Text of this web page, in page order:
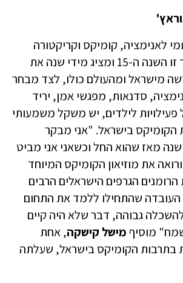
לאנימציה, קומיקס וקריקטורה
", הנערך זו השנה ה-15 ומציג מידי שנה את
מישראל ומהעולם כולו, לצד מבחר
סדנאות, מפגשי אמן, יריד
פעילויות לילדים, יש משקל משמעותי
בישראל. "אני מבקר
מאז שהוא החל וכשאני אני מביט
את מוזיאון הקומיקס המיוחד
הגרפים הישראלים הרבים
העובדה שהתחילו ללמד את התחום
גבוהה, דבר שלא היה קיים
מוסיףמישל קישקה, אחת
בתרבות הקומיקס בישראל, שעלתה